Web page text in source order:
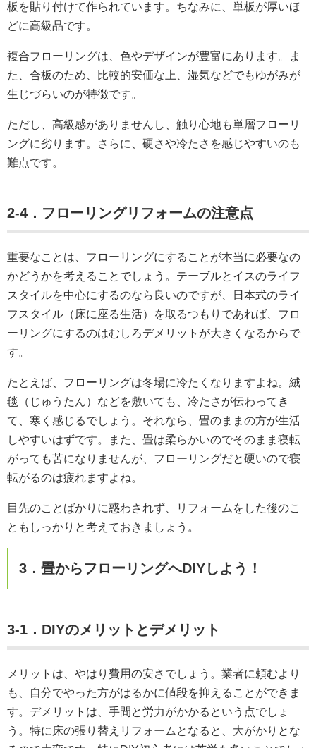
板を貼り付けて作られています。ちなみに、単板が厚いほ
どに高級品です。
複合フローリングは、色やデザインが豊富にあります。ま
た、合板のため、比較的安価な上、湿気などでもゆがみが
生じづらいのが特徴です。
ただし、高級感がありませんし、触り心地も単層フローリ
ングに劣ります。さらに、硬さや冷たさを感じやすいのも
難点です。
2-4．フローリングリフォームの注意点
重要なことは、フローリングにすることが本当に必要なの
かどうかを考えることでしょう。テーブルとイスのライフ
スタイルを中心にするのなら良いのですが、日本式のライ
フスタイル（床に座る生活）を取るつもりであれば、フロ
ーリングにするのはむしろデメリットが大きくなるからで
す。
たとえば、フローリングは冬場に冷たくなりますよね。絨
毯（じゅうたん）などを敷いても、冷たさが伝わってき
て、寒く感じるでしょう。それなら、畳のままの方が生活
しやすいはずです。また、畳は柔らかいのでそのまま寝転
がっても苦になりませんが、フローリングだと硬いので寝
転がるのは疲れますよね。
目先のことばかりに惑わされず、リフォームをした後のこ
ともしっかりと考えておきましょう。
3．畳からフローリングへDIYしよう！
3-1．DIYのメリットとデメリット
メリットは、やはり費用の安さでしょう。業者に頼むより
も、自分でやった方がはるかに値段を抑えることができま
す。デメリットは、手間と労力がかかるという点でしょ
う。特に床の張り替えリフォームとなると、大がかりとな